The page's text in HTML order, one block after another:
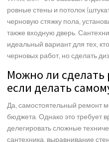
ровные стены и потолок
черновую стяжку пола,
также входную дверь.
идеальный вариант для тех,
черновых работ, но сделать
Можно ли
если делать
Да, самостоятельный ремонт
бюджета. Однако это требует
делегировать сложные
сантехника, выравнивание